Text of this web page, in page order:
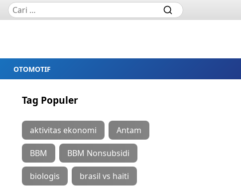
OTOMOTIF
Tag Populer
aktivitas ekonomi Antam
BBM BBM Nonsubsidi
biologis brasil vs haiti